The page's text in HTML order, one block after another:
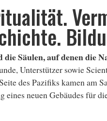
die Säulen, auf denen die
Unterstützer sowie
des Pazifiks kamen am
eines neuen Gebäudes für